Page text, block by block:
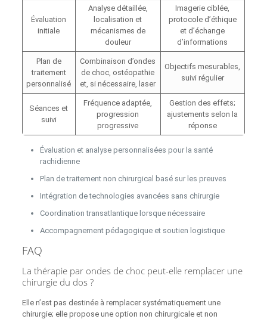
Évaluation
initiale
Analyse détaillée,
localisation et
mécanismes de
douleur
Imagerie ciblée,
protocole d’éthique
et d’échange
d’informations
Plan de
traitement
personnalisé
Combinaison d’ondes
de choc, ostéopathie
et, si nécessaire, laser
Objectifs mesurables,
suivi régulier
Séances et
suivi
Fréquence adaptée,
progression
progressive
Gestion des effets;
ajustements selon la
réponse
Évaluation et analyse personnalisées pour la santé
rachidienne
Plan de traitement non chirurgical basé sur les preuves
Intégration de technologies avancées sans chirurgie
Coordination transatlantique lorsque nécessaire
Accompagnement pédagogique et soutien logistique
FAQ
La thérapie par ondes de choc peut-elle remplacer une
chirurgie du dos ?
Elle n’est pas destinée à remplacer systématiquement une
chirurgie; elle propose une option non chirurgicale et non